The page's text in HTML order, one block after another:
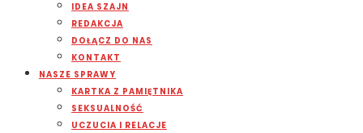
IDEA SZAJN
REDAKCJA
DOŁĄCZ DO NAS
KONTAKT
NASZE SPRAWY
KARTKA Z PAMIĘTNIKA
SEKSUALNOŚĆ
UCZUCIA I RELACJE